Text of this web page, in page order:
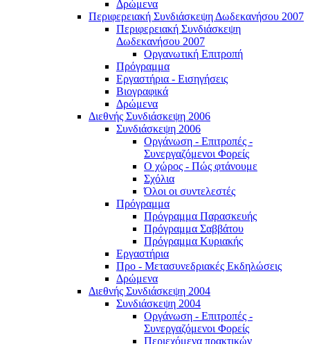
Δρώμενα
Περιφερειακή Συνδιάσκεψη Δωδεκανήσου 2007
Περιφερειακή Συνδιάσκεψη
Δωδεκανήσου 2007
Οργανωτική Επιτροπή
Πρόγραμμα
Εργαστήρια - Εισηγήσεις
Βιογραφικά
Δρώμενα
Διεθνής Συνδιάσκεψη 2006
Συνδιάσκεψη 2006
Οργάνωση - Επιτροπές -
Συνεργαζόμενοι Φορείς
Ο χώρος - Πώς φτάνουμε
Σχόλια
Όλοι οι συντελεστές
Πρόγραμμα
Πρόγραμμα Παρασκευής
Πρόγραμμα Σαββάτου
Πρόγραμμα Κυριακής
Εργαστήρια
Προ - Μετασυνεδριακές Εκδηλώσεις
Δρώμενα
Διεθνής Συνδιάσκεψη 2004
Συνδιάσκεψη 2004
Οργάνωση - Επιτροπές -
Συνεργαζόμενοι Φορείς
Περιεχόμενα πρακτικών